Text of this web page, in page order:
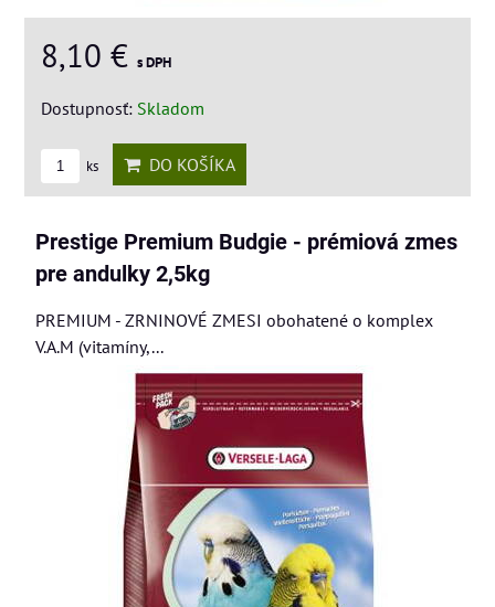
8,10 € s DPH
Dostupnosť: Skladom
ks DO KOŠÍKA
Prestige Premium Budgie - prémiová zmes
pre andulky 2,5kg
PREMIUM - ZRNINOVÉ ZMESI obohatené o komplex
V.A.M (vitamíny,...